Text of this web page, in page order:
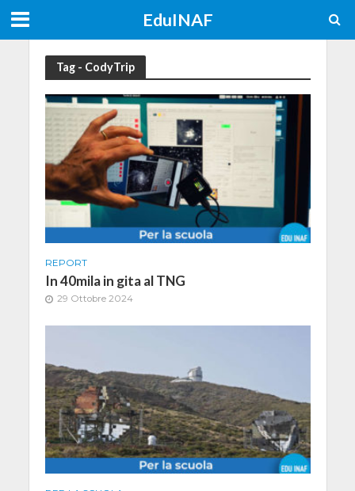
EduINAF
Tag - CodyTrip
REPORT
In 40mila in gita al TNG
29 Ottobre 2024